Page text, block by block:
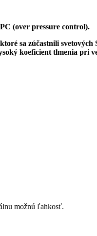
(over pressure control).
sa zúčastnili
koeficient tlmenia
možnú ľahkosť.